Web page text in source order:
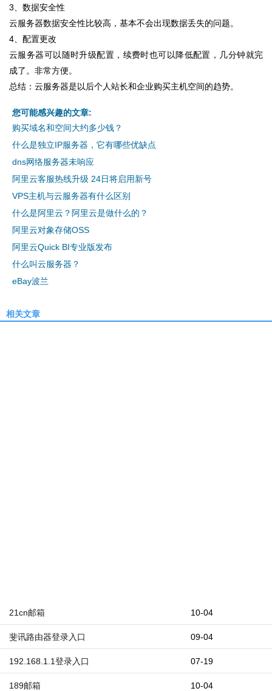
3、数据安全性
云服务器数据安全性比较高，基本不会出现数据丢失的问题。
4、配置更改
云服务器可以随时升级配置，续费时也可以降低配置，几分钟就完
成了。非常方便。
总结：云服务器是以后个人站长和企业购买主机空间的趋势。
您可能感兴趣的文章:
购买域名和空间大约多少钱？
什么是独立IP服务器，它有哪些优缺点
dns网络服务器未响应
阿里云客服热线升级 24日将启用新号
VPS主机与云服务器有什么区别
什么是阿里云？阿里云是做什么的？
阿里云对象存储OSS
阿里云Quick BI专业版发布
什么叫云服务器？
eBay波兰
相关文章
10-04
21cn邮箱
09-04
斐讯路由器登录入口
07-19
192.168.1.1登录入口
10-04
189邮箱